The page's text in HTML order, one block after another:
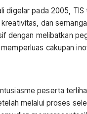
digelar pada 2005,
dan
dengan melibatkan
cakupan
peserta
melalui proses